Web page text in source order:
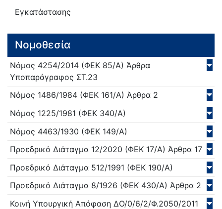
Εγκατάστασης
Νομοθεσία
Νόμος 4254/2014 (ΦΕΚ 85/Α) Άρθρα
Υποπαράγραφος ΣΤ.23
Νόμος 1486/1984 (ΦΕΚ 161/Α) Άρθρα 2
Νόμος 1225/1981 (ΦΕΚ 340/Α)
Νόμος 4463/1930 (ΦΕΚ 149/Α)
Προεδρικό Διάταγμα 12/2020 (ΦΕΚ 17/Α) Άρθρα 17
Προεδρικό Διάταγμα 512/1991 (ΦΕΚ 190/Α)
Προεδρικό Διάταγμα 8/1926 (ΦΕΚ 430/Α) Άρθρα 2
Κοινή Υπουργική Απόφαση ΔΟ/0/6/2/Φ.2050/2011